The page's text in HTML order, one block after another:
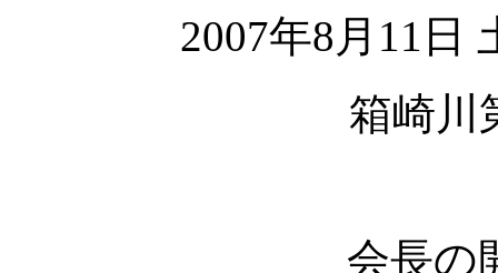
2007年8月11
箱崎川
会長の